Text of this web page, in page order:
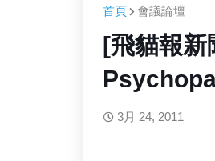
首頁 會議論壇
[飛貓報
3月 24, 2011